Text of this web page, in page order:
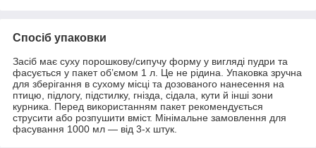
Спосіб упаковки
Засіб має суху порошкову/сипучу форму у вигляді пудри та
фасується у пакет об’ємом 1 л. Це не рідина. Упаковка зручна
для зберігання в сухому місці та дозованого нанесення на
птицю, підлогу, підстилку, гнізда, сідала, кути й інші зони
курника. Перед використанням пакет рекомендується
струсити або розпушити вміст. Мінімальне замовлення для
фасування 1000 мл — від 3-х штук.